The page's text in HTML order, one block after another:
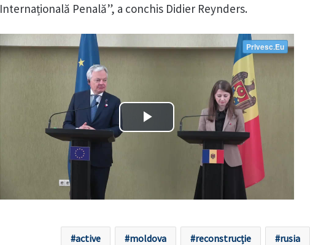
Internațională Penală”, a conchis Didier Reynders.
active moldova reconstrucție rusia